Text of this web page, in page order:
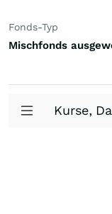
Fonds-Typ
Kurse,